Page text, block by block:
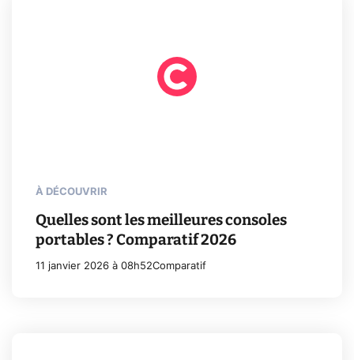
À DÉCOUVRIR
Quelles sont les meilleures consoles
portables ? Comparatif 2026
11 janvier 2026 à 08h52Comparatif